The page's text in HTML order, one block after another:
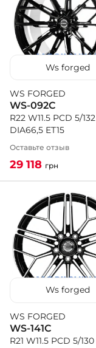
Ws forged
WS FORGED
WS-092C
R22 W11.5 PCD 5/132
DIA66,5 ET15
Оставьте отзыв
29 118 грн
Ws forged
WS FORGED
WS-141C
R21 W11.5 PCD 5/130